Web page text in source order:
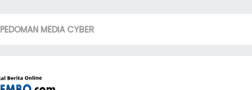
PEDOMAN MEDIA CYBER